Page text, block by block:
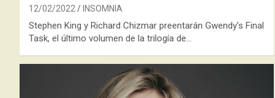
12/02/2022 INSOMNIA
Stephen King y Richard Chizmar preentarán Gwendy’s Final
Task, el último volumen de la trilogía de…